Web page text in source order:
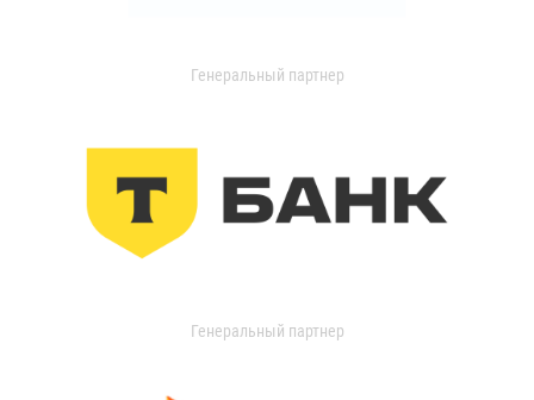
Генеральный партнер
Генеральный партнер